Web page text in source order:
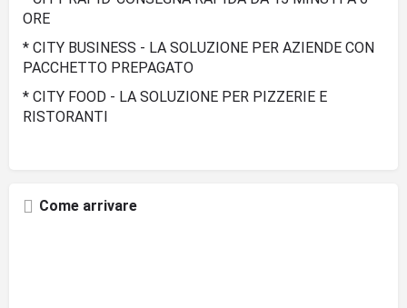
ORE
* CITY BUSINESS - LA SOLUZIONE PER AZIENDE CON
PACCHETTO PREPAGATO
* CITY FOOD - LA SOLUZIONE PER PIZZERIE E
RISTORANTI
Come arrivare